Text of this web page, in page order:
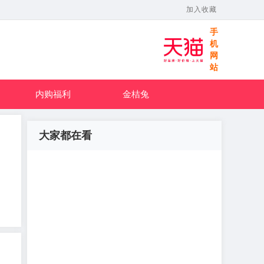
加入收藏
手
机
网
站
内购福利 金桔兔
大家都在看